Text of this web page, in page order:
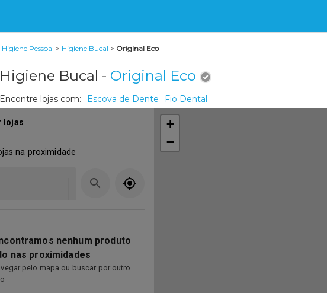
Higiene Pessoal > Higiene Bucal > Original Eco
Higiene Bucal - Original Eco
Encontre lojas com: Escova de Dente Fio Dental